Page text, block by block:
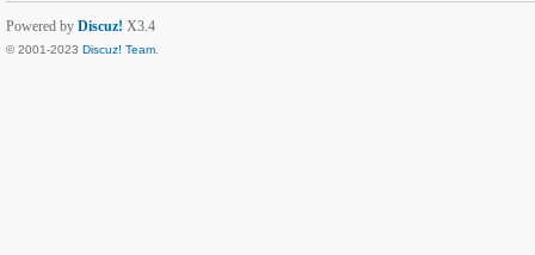
Powered by Discuz! X3.4
© 2001-2023 Discuz! Team